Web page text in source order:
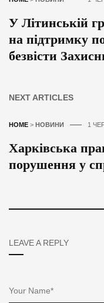
У Літинській
на підтримку
безвісти
NEXT ARTICLES
HOME > НОВИНИ 1
Харківська
порушення у
LEAVE A REPLY